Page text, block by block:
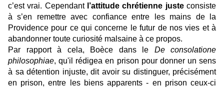
c’est vrai. Cependant l’attitude chrétienne justeconsiste
à s’en remettre avec confiance entre les mains de la
Providence pour ce qui concerne le futur de nos vies et à
abandonner toute curiosité malsaine à ce propos.
Par rapport à cela, Boèce dans le De consolatione
philosophiae, qu'il rédigea en prison pour donner un sens
à sa détention injuste, dit avoir su distinguer, précisément
en prison, entre les biens apparents - en prison ceux-ci